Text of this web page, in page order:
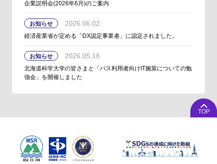
企業説明会(2026年6月)のご案内
お知らせ 2026.06.02
経済産業省が定める「DX認定事業者」に認定されました。
お知らせ 2026.05.18
北海道科学大学の皆さまと「バス利用者向けIT施策についての勉
強会」を開催しました
TOP